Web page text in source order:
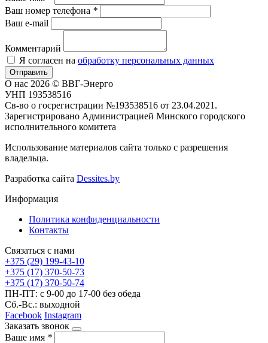
Ваш номер телефона *
Ваш e-mail
Комментарий
Я согласен на обработку персональных данных
Отправить
О нас 2026 © ВВГ-Энерго
УНП 193538516
Св-во о госрегистрации №193538516 от 23.04.2021.
Зарегистрировано Администрацией Минского городского
исполнительного комитета
Использование материалов сайта только с разрешения
владельца.
Разработка сайта Dessites.by
Информация
Политика конфиденциальности
Контакты
Связаться с нами
+375 (29) 199-43-10
+375 (17) 370-50-73
+375 (17) 370-50-74
ПН-ПТ: с 9-00 до 17-00 без обеда
Сб.-Вс.: выходной
Facebook Instagram
Заказать звонок
Ваше имя *